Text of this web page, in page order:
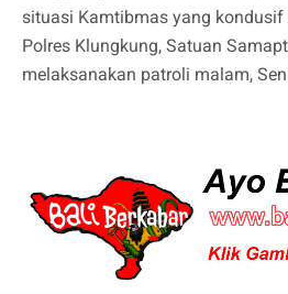
situasi Kamtibmas yang kondusif
Polres Klungkung, Satuan
melaksanakan patroli malam,